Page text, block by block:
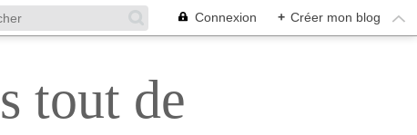
Connexion + Créer mon blog
tout de